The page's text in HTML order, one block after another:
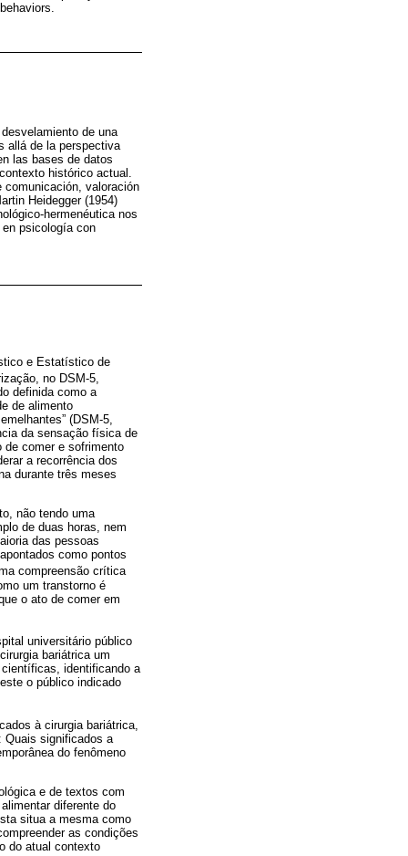
de una
allá de la perspectiva
las bases de datos
histórico actual.
valoración
Heidegger (1954)
hermenéutica nos
psicología con
e Estatístico de
no DSM-5,
definida como a
de alimento
(DSM-5,
da sensação física de
de comer e sofrimento
a recorrência dos
durante três meses
não tendo uma
de duas horas, nem
das pessoas
como pontos
compreensão crítica
um transtorno é
o ato de comer em
universitário público
bariátrica um
identificando a
o público indicado
à cirurgia bariátrica,
Quais significados a
do fenômeno
e de textos com
diferente do
situa a mesma como
as condições
do atual contexto